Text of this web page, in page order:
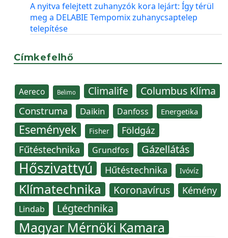
A nyitva felejtett zuhanyzók kora lejárt: Így térül
meg a DELABIE Tempomix zuhanycsaptelep
telepítése
Címkefelhő
Aereco Belimo Climalife Columbus Klíma
Construma Daikin Danfoss Energetika
Események Fisher Földgáz
Fűtéstechnika Grundfos Gázellátás
Hőszivattyú Hűtéstechnika Ivóvíz
Klímatechnika Koronavírus Kémény
Lindab Légtechnika
Magyar Mérnöki Kamara